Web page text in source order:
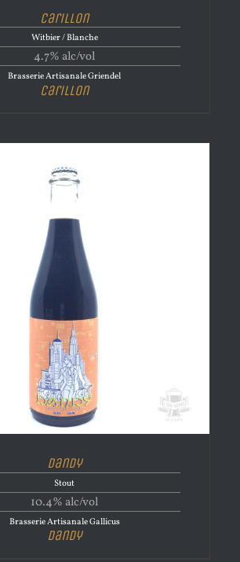
Carillon
Witbier / Blanche
4.7% alc/vol
Brasserie Artisanale Griendel
Carillon
Dandy
Stout
10.4% alc/vol
Brasserie Artisanale Gallicus
Dandy